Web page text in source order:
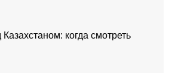
когда смотреть